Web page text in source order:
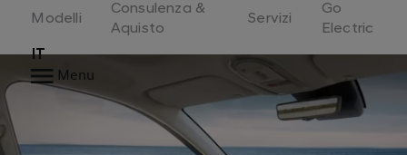
Switzerland
Modelli
Consulenza &
Aquisto
Servizi
Go
Electric
IT
Menu